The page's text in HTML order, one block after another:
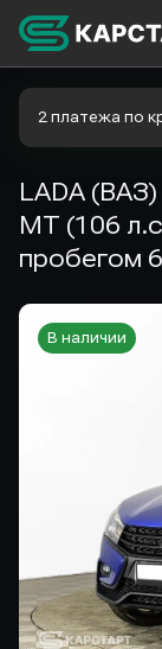
2 платежа по
LADA
MT (106
пробегом
В наличии